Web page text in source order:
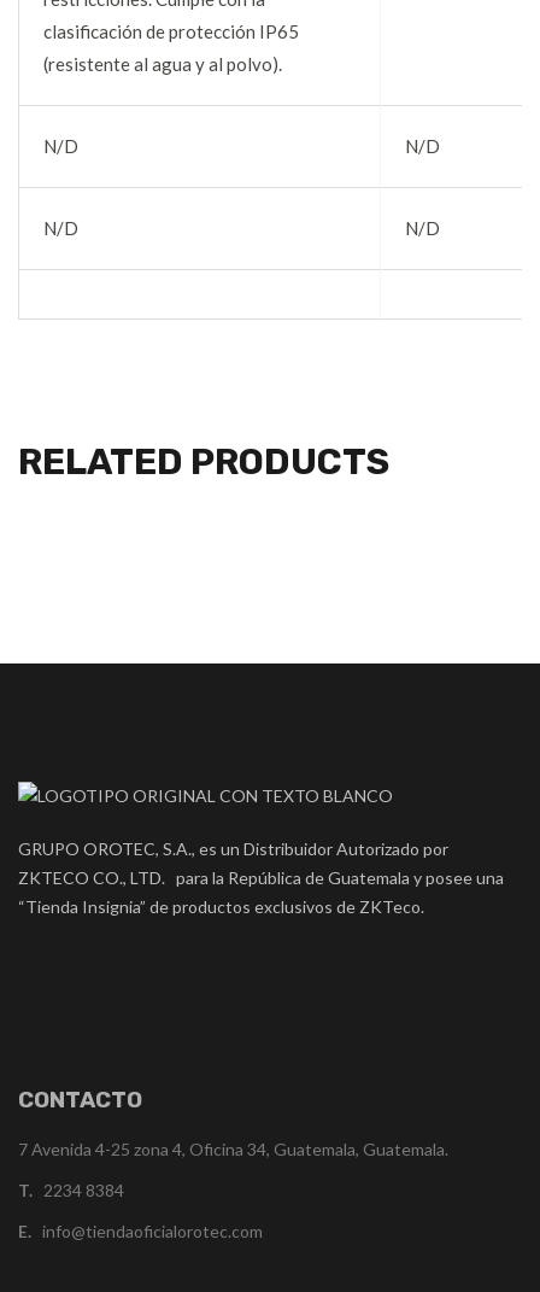
clasificación de protección IP65
(resistente al agua y al polvo).
N/D N/D
N/D N/D
RELATED PRODUCTS
GRUPO OROTEC, S.A., es un Distribuidor Autorizado por
ZKTECO CO., LTD. para la República de Guatemala y posee una
“Tienda Insignia” de productos exclusivos de ZKTeco.
CONTACTO
7 Avenida 4-25 zona 4, Oficina 34, Guatemala, Guatemala.
T. 2234 8384
E. info@tiendaoficialorotec.com